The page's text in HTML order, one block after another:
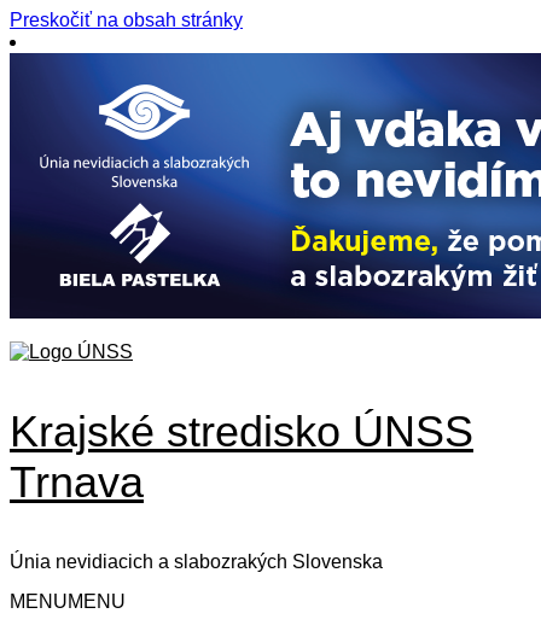
Preskočiť na obsah stránky
Krajské stredisko ÚNSS
Trnava
Únia nevidiacich a slabozrakých Slovenska
MENUMENU